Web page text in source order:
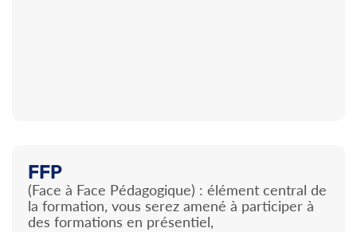
FFP
(Face à Face Pédagogique) : élément central de
la formation, vous serez amené à participer à
des formations en présentiel,